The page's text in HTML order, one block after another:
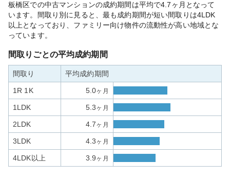
板橋区での中古マンションの成約期間は平均で4.7ヶ月となって
います。間取り別に見ると、最も成約期間が短い間取りは4LDK
以上となっており、ファミリー向け物件の流動性が高い地域とな
っています。
間取りごとの平均成約期間
間取り 平均成約期間
1R 1K 5.0ヶ月
1LDK 5.3ヶ月
2LDK 4.7ヶ月
3LDK 4.3ヶ月
4LDK以上 3.9ヶ月